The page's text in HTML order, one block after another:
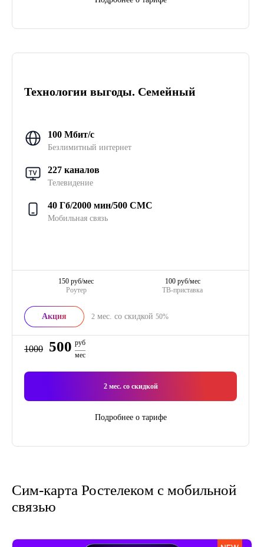
Технологии выгоды. Семейный
100 Мбит/с
Безлимитный интернет
227 каналов
Телевидение
40 Гб/2000 мин/500 СМС
Мобильная связь
Роутер
150 руб/мес
ТВ-приставка
100 руб/мес
Акция 2 мес. со скидкой 50%
1000 500 руб
мес
2мес. со скидкой
Подробнее о тарифе
Сим-карта Ростелеком с мобильной
связью